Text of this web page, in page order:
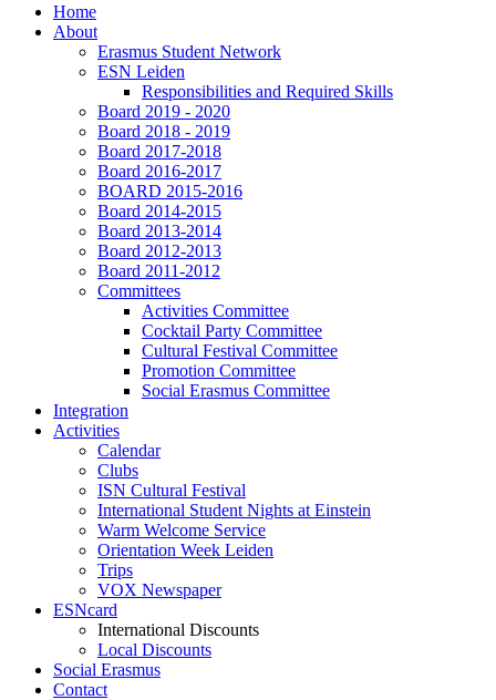
Home
About
Erasmus Student Network
ESN Leiden
Responsibilities and Required Skills
Board 2019 - 2020
Board 2018 - 2019
Board 2017-2018
Board 2016-2017
BOARD 2015-2016
Board 2014-2015
Board 2013-2014
Board 2012-2013
Board 2011-2012
Committees
Activities Committee
Cocktail Party Committee
Cultural Festival Committee
Promotion Committee
Social Erasmus Committee
Integration
Activities
Calendar
Clubs
ISN Cultural Festival
International Student Nights at Einstein
Warm Welcome Service
Orientation Week Leiden
Trips
VOX Newspaper
ESNcard
International Discounts
Local Discounts
Social Erasmus
Contact